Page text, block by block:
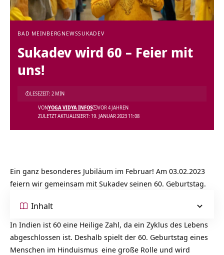
BAD MEINBERG NEWSSUKADEV
Sukadev wird 60 – Feier mit
uns!
ZULETZT AKTUALISIERT: 19. JANUAR 2023 11:08
VONYOGA VIDYA INFOS VOR 4 JAHREN
LESEZEIT: 2 MIN
Ein ganz besonderes Jubiläum im Februar! Am 03.02.2023
feiern wir gemeinsam mit Sukadev seinen 60. Geburtstag.
Inhalt
In Indien ist 60 eine Heilige Zahl, da ein Zyklus des Lebens
abgeschlossen ist. Deshalb spielt der 60. Geburtstag eines
Menschen im Hinduismus eine große Rolle und wird